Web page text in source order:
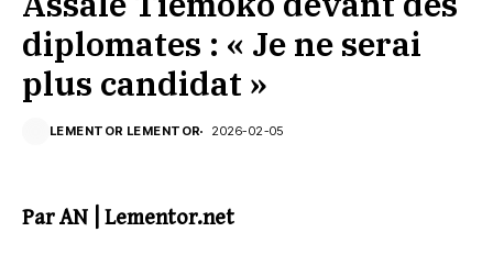
diplomates : « Je ne serai
plus candidat »
LEMENTOR LEMENTOR 2026-02-05
Par AN | Lementor.net